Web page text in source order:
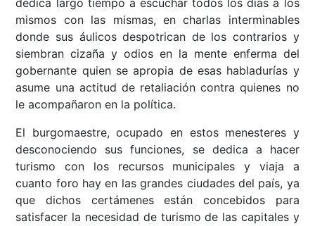
dedica largo tiempo a escuchar todos los días a los
mismos con las mismas, en charlas interminables
donde sus áulicos despotrican de los contrarios y
siembran cizaña y odios en la mente enferma del
gobernante quien se apropia de esas habladurías y
asume una actitud de retaliación contra quienes no
le acompañaron en la política.
El burgomaestre, ocupado en estos menesteres y
desconociendo sus funciones, se dedica a hacer
turismo con los recursos municipales y viaja a
cuanto foro hay en las grandes ciudades del país, ya
que dichos certámenes están concebidos para
satisfacer la necesidad de turismo de las capitales y